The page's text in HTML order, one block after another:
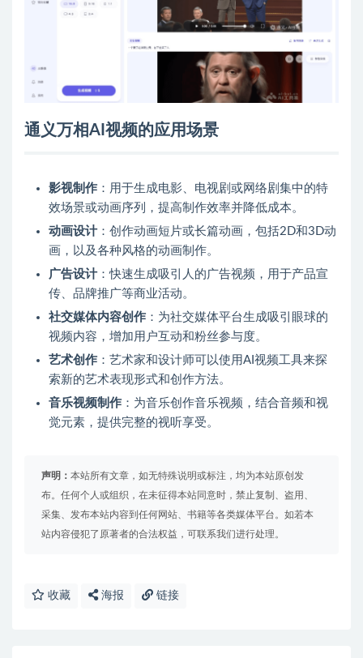
通义万相AI视频的应用场景
影视制作 ：用于生成电影、电视剧或网络剧集中的特
效场景或动画序列，提高制作效率并降低成本。
动画设计：创作动画短片或长篇动画，包括2D和3D动
画，以及各种风格的动画制作。
广告设计：快速生成吸引人的广告视频，用于产品宣
传、品牌推广等商业活动。
社交媒体内容创作 ：为社交媒体平台生成吸引眼球的
视频内容，增加用户互动和粉丝参与度。
艺术创作 ：艺术家和设计师可以使用AI视频工具来探
索新的艺术表现形式和创作方法。
音乐视频制作 ：为音乐创作音乐视频，结合音频和视
觉元素，提供完整的视听享受。
声明： 本站所有文章，如无特殊说明或标注，均为本站原创发
布。任何个人或组织，在未征得本站同意时，禁止复制、盗用、
采集、发布本站内容到任何网站、书籍等各类媒体平台。如若本
站内容侵犯了原著者的合法权益，可联系我们进行处理。
收藏 海报 链接